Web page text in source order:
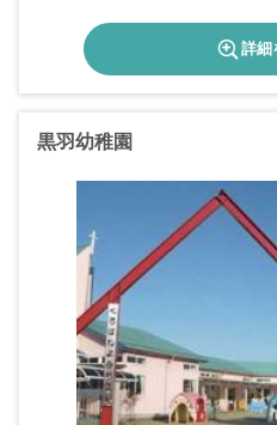
詳細
黒羽幼稚園